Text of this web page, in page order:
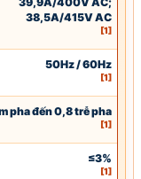
38,5A/415V AC
[1]
50Hz / 60Hz
[1]
pha đến 0,8 trễ pha
[1]
≤3%
[1]